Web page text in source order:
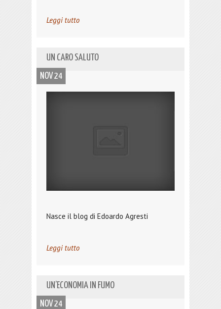
Leggi tutto
UN CARO SALUTO
NOV 24
Nasce il blog di Edoardo Agresti
Leggi tutto
UN’ECONOMIA IN FUMO
NOV 24